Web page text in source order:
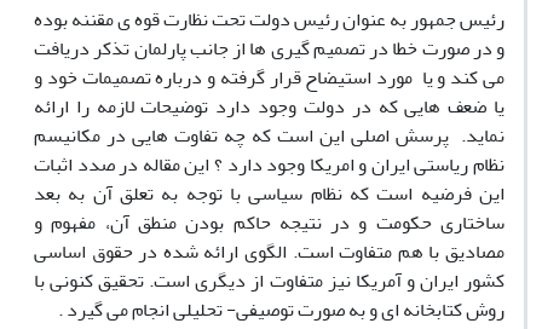
رئیس جمهور به عنوان رئیس دولت تحت نظارت قوه ی مقننه بوده
و در صورت خطا در تصمیم گیری ها از جانب پارلمان تذکر دریافت
می کند و یا مورد استیضاح قرار گرفته و درباره تصمیمات خود و
یا ضعف هایی که در دولت وجود دارد توضیحات لازمه را ارائه
نماید. پرسش اصلی این است که چه تفاوت هایی در مکانیسم
نظام ریاستی ایران و امریکا وجود دارد ؟ این مقاله در صدد اثبات
این فرضیه است که نظام سیاسی با توجه به تعلق آن به بعد
ساختاری حکومت و در نتیجه حاکم بودن منطق آن،‌ مفهوم و
مصادیق با هم متفاوت است. الگوی ارائه شده در حقوق اساسی
کشور ایران و آمریکا نیز متفاوت از دیگری است. تحقیق کنونی با
روش کتابخانه ای و به صورت توصیفی- تحلیلی انجام می گیرد .